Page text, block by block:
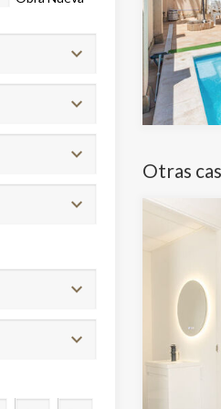
OtrasEste
de la
sitio
los
que
del